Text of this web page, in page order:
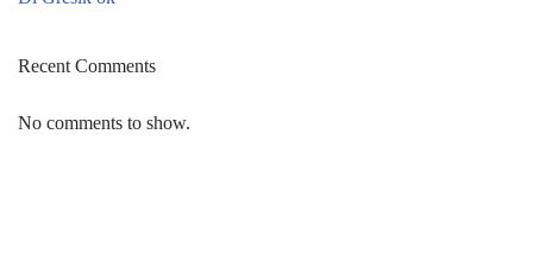
Recent Comments
No comments to show.